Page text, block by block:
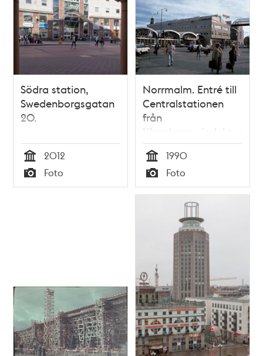
Södra station,
Swedenborgsgatan
20.
Tid
2012
Typ
Foto
Norrmalm. Entré till
Centralstationen
från
Klarabergsviadukten.
I bakgrunden
postterminalen
Stockholm - Klara.
Tid
1990
Typ
Foto